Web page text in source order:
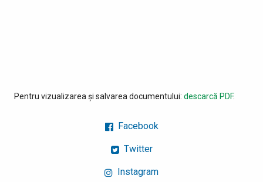
Pentru vizualizarea și salvarea documentului: descarcă PDF.
Facebook
Twitter
Instagram